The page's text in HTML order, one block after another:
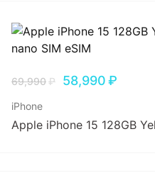
69,990₽ 58,990₽
iPhone
Apple iPhone 15 128GB